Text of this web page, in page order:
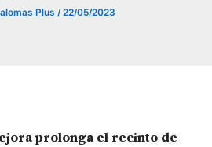
Plus /22/05/2023
prolonga el recinto de